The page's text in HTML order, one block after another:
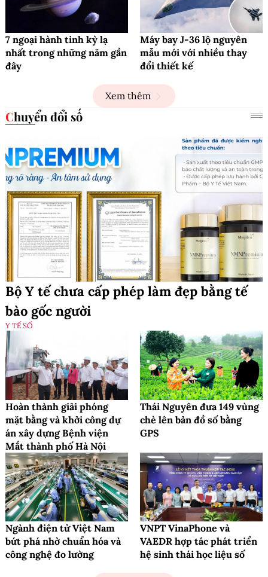
7 ngoại hành tinh kỳ lạ
nhất trong những năm gần
đây
Máy bay J-36 lộ nguyên
mẫu mới với nhiều thay
đổi thiết kế
Xem thêm
Chuyển đổi số
Bộ Y tế chưa cấp phép làm đẹp bằng tế
bào gốc người
Y TẾ SỐ
Hoàn thành giải phóng
mặt bằng và khởi công dự
án xây dựng Bệnh viện
Mắt thành phố Hà Nội
Thái Nguyên đưa 149 vùng
chè lên bản đồ số bằng
GPS
Ngành điện tử Việt Nam
bứt phá nhờ chuẩn hóa và
công nghệ đo lường
VNPT VinaPhone và
VAEDR hợp tác phát triển
hệ sinh thái học liệu số